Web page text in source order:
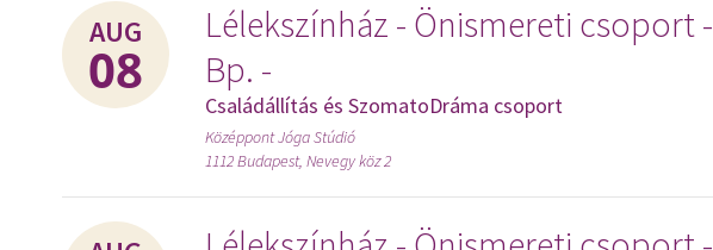
AUG
08
Lélekszínház - Önismereti csoport -
Bp. -
Családállítás és SzomatoDráma csoport
Középpont Jóga Stúdió
1112 Budapest, Nevegy köz 2